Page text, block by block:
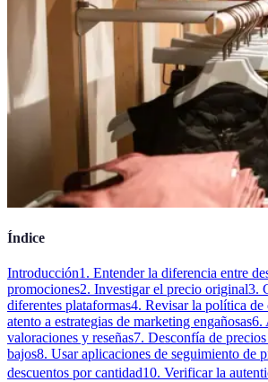
Índice
Introducción1. Entender la diferencia entre
promociones2. Investigar el precio original3.
diferentes plataformas4. Revisar la política de
atento a estrategias de marketing engañosas6.
valoraciones y reseñas7. Desconfía de
bajos8. Usar aplicaciones de seguimiento de
descuentos por cantidad10. Verificar la